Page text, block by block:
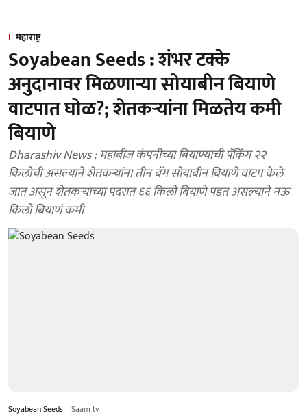
महाराष्ट्र
Soyabean Seeds : शंभर टक्के
अनुदानावर मिळणाऱ्या सोयाबीन बियाणे
वाटपात घोळ?; शेतकऱ्यांना मिळतेय कमी
बियाणे
Dharashiv News : महाबीज कंपनीच्या बियाण्याची पॅकिंग २२
किलोची असल्याने शेतकऱ्यांना तीन बॅग सोयाबीन बियाणे वाटप केले
जात असून शेतकऱ्याच्या पदरात ६६ किलो बियाणे पडत असल्याने नऊ
किलो बियाणं कमी
Soyabean Seeds Saam tv